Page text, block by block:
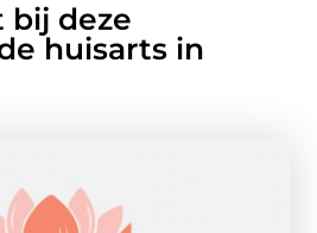
deze
huisarts in